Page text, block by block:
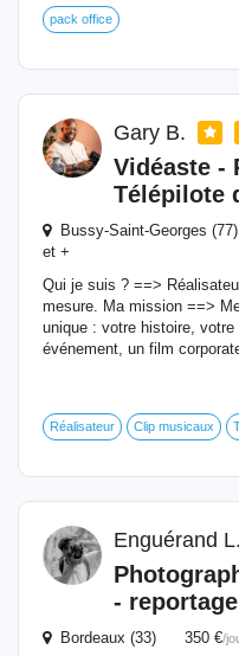
pack office
Gary B.
Vidéaste -
Télépilote
Bussy-Saint-Georges
et +
Qui je suis ? ==>
mesure. Ma mission ==>
unique : votre histoire,
événement, un film
Réalisateur Clip musicaux
Enguérand L.
-
Bordeaux (33) 350 €/